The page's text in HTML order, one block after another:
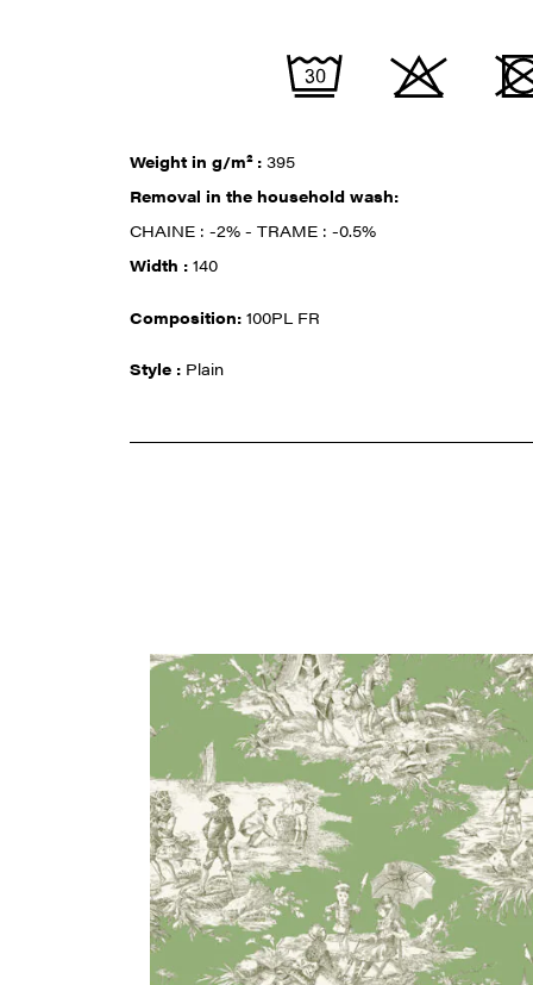
Weight in g/m² :395
Removal in the household wash:
CHAINE : -2% - TRAME : -0.5%
Width :140
Composition:100PL FR
Style : Plain